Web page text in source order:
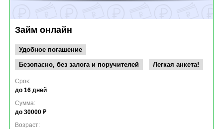
Займ онлайн
Удобное погашение
Безопасно, без залога и поручителей
Легкая анкета!
Срок:
до 16 дней
Сумма:
до 30000 ₽
Возраст: